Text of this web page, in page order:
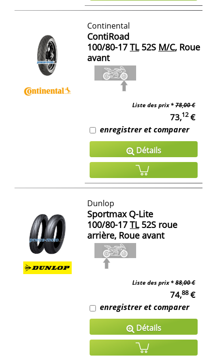
Continental
ContiRoad
100/80-17 TL52S M/C, Roue
avant
Liste des prix *78,00 €
73,12€
enregistrer et comparer
Détails
Dunlop
Sportmax Q-Lite
100/80-17 TL52S roue
arrière, Roue avant
Liste des prix *88,00 €
74,88€
enregistrer et comparer
Détails